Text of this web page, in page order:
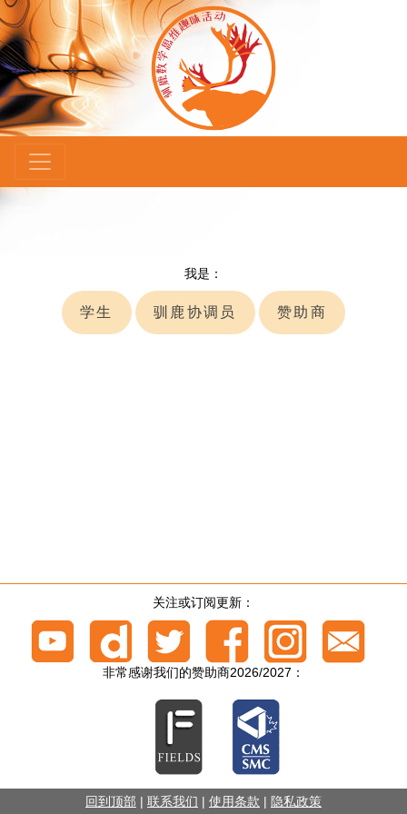
我是：
学生 驯鹿协调员 赞助商
关注或订阅更新：
非常感谢我们的赞助商2026/2027：
回到顶部 | 联系我们 | 使用条款 | 隐私政策